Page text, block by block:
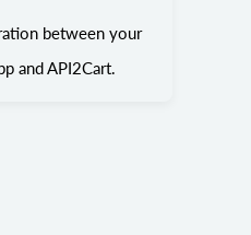
between your
and API2Cart.